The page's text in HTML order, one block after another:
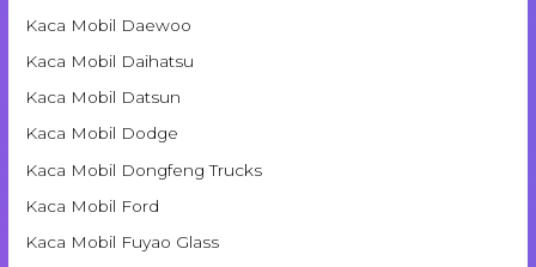
Kaca Mobil Daewoo
Kaca Mobil Daihatsu
Kaca Mobil Datsun
Kaca Mobil Dodge
Kaca Mobil Dongfeng Trucks
Kaca Mobil Ford
Kaca Mobil Fuyao Glass